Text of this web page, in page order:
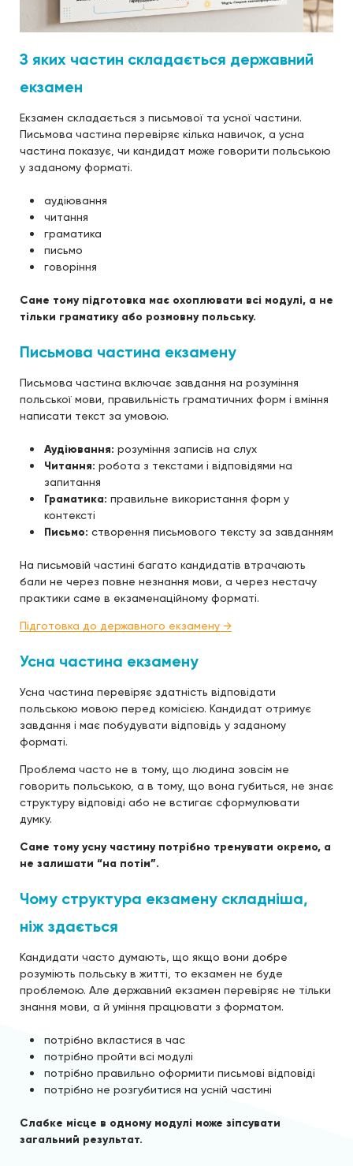
З яких частин складається державний
екзамен
Екзамен складається з письмової та усної частини.
Письмова частина перевіряє кілька навичок, а усна
частина показує, чи кандидат може говорити польською
у заданому форматі.
аудіювання
читання
граматика
письмо
говоріння
Саме тому підготовка має охоплювати всі модулі, а не
тільки граматику або розмовну польську.
Письмова частина екзамену
Письмова частина включає завдання на розуміння
польської мови, правильність граматичних форм і вміння
написати текст за умовою.
Аудіювання: розуміння записів на слух
Читання: робота з текстами і відповідями на
запитання
Граматика: правильне використання форм у
контексті
Письмо: створення письмового тексту за завданням
На письмовій частині багато кандидатів втрачають
бали не через повне незнання мови, а через нестачу
практики саме в екзаменаційному форматі.
Підготовка до державного екзамену →
Усна частина екзамену
Усна частина перевіряє здатність відповідати
польською мовою перед комісією. Кандидат отримує
завдання і має побудувати відповідь у заданому
форматі.
Проблема часто не в тому, що людина зовсім не
говорить польською, а в тому, що вона губиться, не знає
структуру відповіді або не встигає сформулювати
думку.
Саме тому усну частину потрібно тренувати окремо, а
не залишати “на потім”.
Чому структура екзамену складніша,
ніж здається
Кандидати часто думають, що якщо вони добре
розуміють польську в житті, то екзамен не буде
проблемою. Але державний екзамен перевіряє не тільки
знання мови, а й уміння працювати з форматом.
потрібно вкластися в час
потрібно пройти всі модулі
потрібно правильно оформити письмові відповіді
потрібно не розгубитися на усній частині
Слабке місце в одному модулі може зіпсувати
загальний результат.